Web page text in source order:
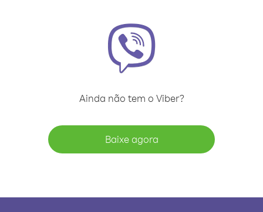
Ainda não tem o Viber?
Baixe agora